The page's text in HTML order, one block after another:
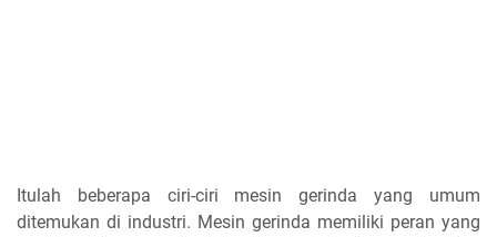
Itulah beberapa ciri-ciri mesin gerinda yang umum
ditemukan di industri. Mesin gerinda memiliki peran yang